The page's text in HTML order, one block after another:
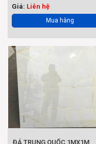
Giá: Liên hệ
Mua hàng
ĐÁ TRUNG QUỐC 1MX1M